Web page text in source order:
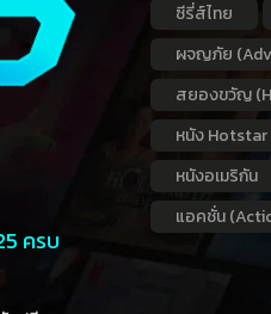
ครบ
ซีรี่ส์ไทย
ผจญภัย
สยองขวัญ
หนัง Hotstar
หนังอเมริกัน
แอคชั่น